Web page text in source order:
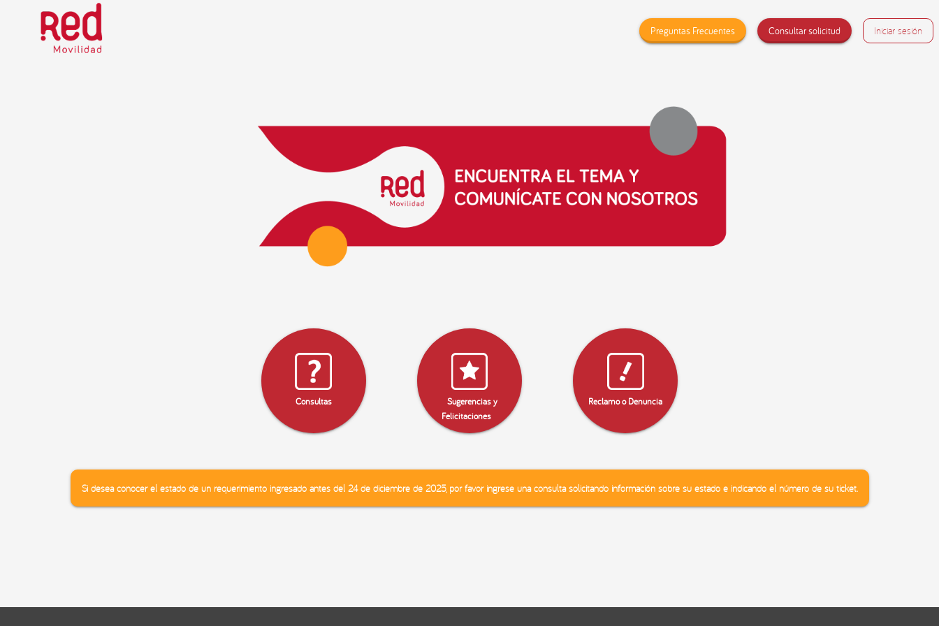
Preguntas Frecuentes Consultar solicitud Iniciar sesión
Consultas
Sugerencias y
Felicitaciones
Reclamo o Denuncia
Si desea conocer el estado de un requerimiento ingresado antes del 24 de diciembre de 2025, por favor ingrese una consulta solicitando información sobre su estado e indicando el número de su ticket.